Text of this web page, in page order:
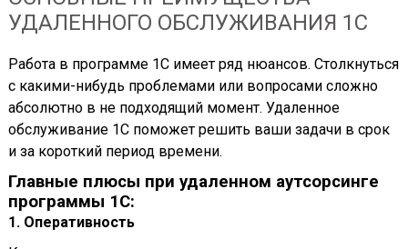
УДАЛЕННОГО ОБСЛУЖИВАНИЯ 1С
Работа в программе 1С имеет ряд нюансов. Столкнуться
с какими-нибудь проблемами или вопросами сложно
абсолютно в не подходящий момент. Удаленное
обслуживание 1С поможет решить ваши задачи в срок
и за короткий период времени.
Главные плюсы при удаленном аутсорсинге
программы 1С:
1. Оперативность